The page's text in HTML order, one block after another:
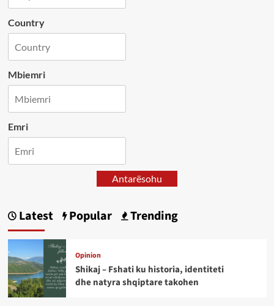
Country
Mbiemri
Emri
Antarësohu
Latest Popular Trending
Opinion
Shikaj – Fshati ku historia, identiteti
dhe natyra shqiptare takohen